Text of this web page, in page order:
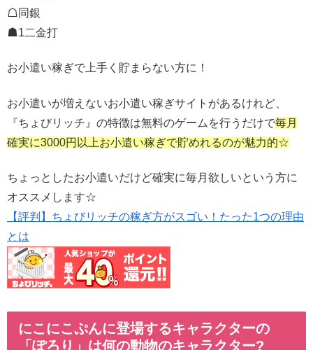
☖同銀
☗1二金打
お小遣い稼ぎで上手く貯まらない方に！
お小遣いが増えないお小遣い稼ぎサイトがあるけれど、
『ちょびリッチ』の特徴は無料のゲームを行うだけで毎月
確実に3000円以上お小遣い稼ぎで貯めれるのが魅力的☆
ちょっとしたお小遣いだけど確実に毎月欲しいという方に
オススメします☆
【評判】ちょびリッチの稼ぎ方がスゴい！たった1つの理由
とは
にこにこぷんに登場するキャラクターの
「ぽろり」は何の動物のキャラクター?